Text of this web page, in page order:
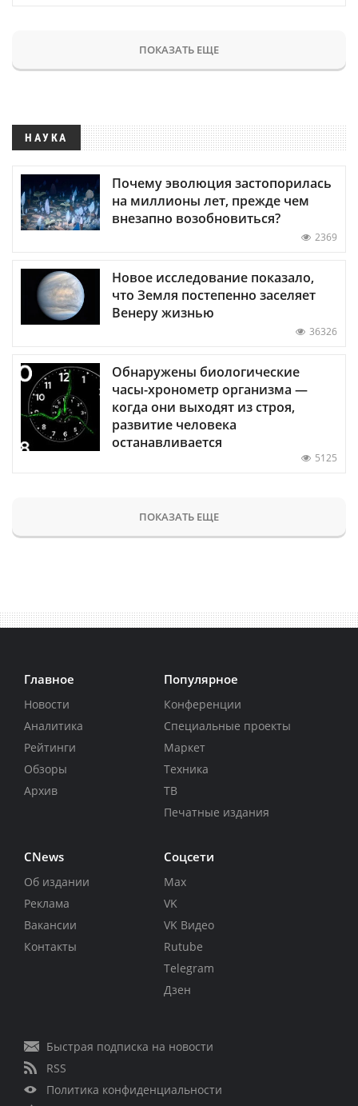
ПОКАЗАТЬ ЕЩЕ
НАУКА
Почему эволюция застопорилась
на миллионы лет, прежде чем
внезапно возобновиться?
2369
Новое исследование показало,
что Земля постепенно заселяет
Венеру жизнью
36326
Обнаружены биологические
часы-хронометр организма —
когда они выходят из строя,
развитие человека
останавливается
5125
ПОКАЗАТЬ ЕЩЕ
Главное
Новости
Аналитика
Рейтинги
Обзоры
Архив
Популярное
Конференции
Специальные проекты
Маркет
Техника
ТВ
Печатные издания
CNews
Об издании
Реклама
Вакансии
Контакты
Соцсети
Max
VK
VK Видео
Rutube
Telegram
Дзен
Быстрая подписка на новости
RSS
Политика конфиденциальности